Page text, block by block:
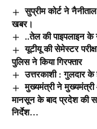
सुप्रीम कोर्ट ने
खबर।
..तेल की पाइपलाइन
यूटीयू की सेमेस्टर
पुलिस ने किया गिरफ्तार
उत्तरकाशी : गुलदार के
मुख्यमंत्री ने मुख्यमंत्री
मानसून के बाद प्रदेश की
निर्देश…